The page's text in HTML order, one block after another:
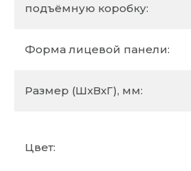
подъёмную коробку:
Форма лицевой панели:
Размер (ШхВхГ), мм:
Цвет: